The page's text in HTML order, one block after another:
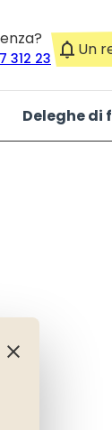
312 23 Un
Deleghe di